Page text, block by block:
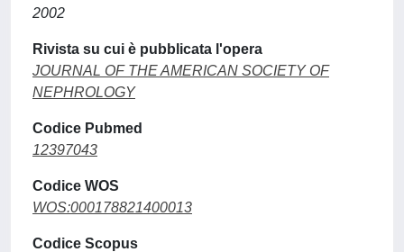
2002
Rivista su cui è pubblicata l'opera
JOURNAL OF THE AMERICAN SOCIETY OF
NEPHROLOGY
Codice Pubmed
12397043
Codice WOS
WOS:000178821400013
Codice Scopus